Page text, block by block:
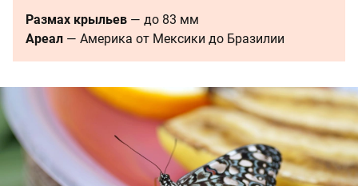
Размах крыльев — до 83 мм
Ареал — Америка от Мексики до Бразилии